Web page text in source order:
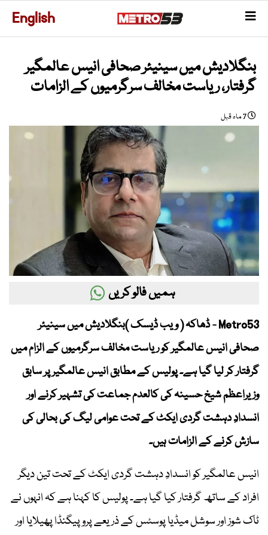
English
بنگلادیش میں سینیئر صحافی انیس عالمگیر
گرفتار، ریاست مخالف سرگرمیوں کے الزامات
7 ماہ قبل
ہمیں فالو کریں
Metro53 - ڈھاکہ ( ویب ڈیسک )بنگلادیش میں سینیئر
صحافی انیس عالمگیر کو ریاست مخالف سرگرمیوں کے الزام میں
گرفتار کر لیا گیا ہے۔ پولیس کے مطابق انیس عالمگیر پر سابق
وزیراعظم شیخ حسینہ کی کالعدم جماعت کی تشہیر کرنے اور
انسدادِ دہشت گردی ایکٹ کے تحت عوامی لیگ کی بحالی کی
سازش کرنے کے الزامات ہیں۔
انیس عالمگیر کو انسدادِ دہشت گردی ایکٹ کے تحت تین دیگر
افراد کے ساتھ گرفتار کیا گیا ہے۔ پولیس کا کہنا ہے کہ انہوں نے
ٹاک شوز اور سوشل میڈیا پوسٹس کے ذریعے پروپیگنڈا پھیلایا اور